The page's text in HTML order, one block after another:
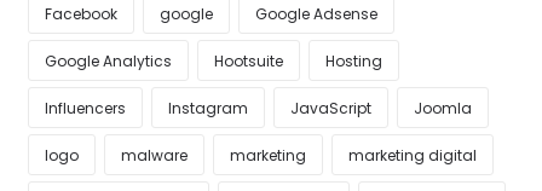
Facebook google Google Adsense
Google Analytics Hootsuite Hosting
Influencers Instagram JavaScript Joomla
logo malware marketing marketing digital